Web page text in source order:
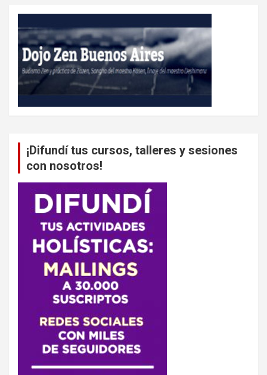
¡Difundí tus cursos, talleres y sesiones
con nosotros!